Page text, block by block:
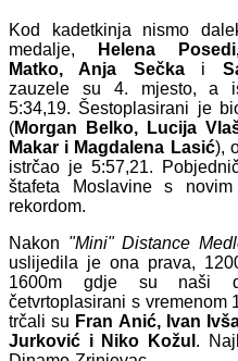
Kod kadetkinja nismo
medalje,
Helena
Matko, Anja Sečka i
zauzele su 4. mjesto, a
5:34,19. Šestoplasirani je
(Morgan Belko, Lucija
Makar i Magdalena Lasić),
istrčao je 5:57,21.
štafeta Moslavine s novim
rekordom.
Nakon "Mini" Distance
uslijedila je ona prava,
1600m gdje su naši
četvrtoplasirani s vremenom
trčali su Fran Anić, Ivan
Jurković i Niko Kožul .